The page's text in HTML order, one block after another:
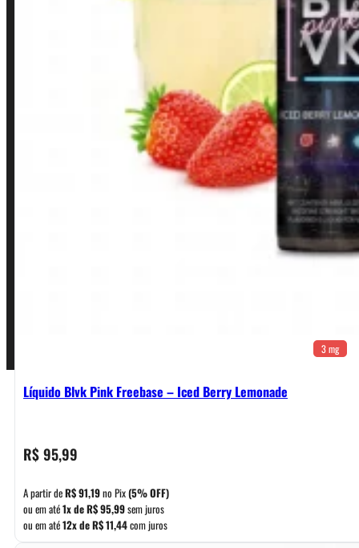
3 mg
Líquido Blvk Pink Freebase – Iced Berry Lemonade
R$95,99
A partir deR$91,19no Pix(5% OFF)
ou em até1x deR$95,99sem juros
ou em até12x deR$11,44com juros
Política de Privacidade
Política de Frete e Pagamento
Política de Garantia, Reembolso e Devolução